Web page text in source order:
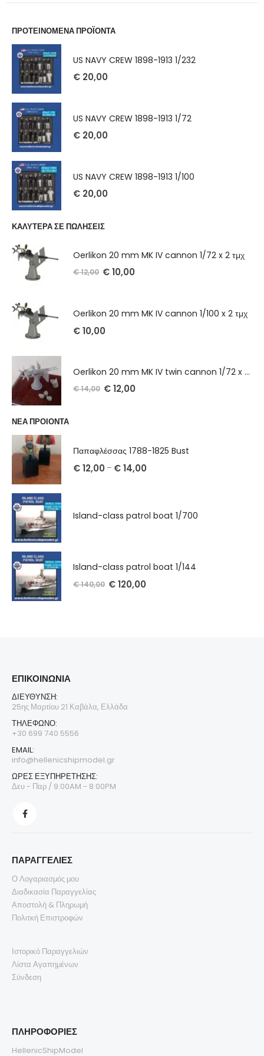
ΠΡΟΤΕΙΝΟΜΕΝΑ ΠΡΟΪΟΝΤΑ
US NAVY CREW 1898-1913 1/232
€ 20,00
US NAVY CREW 1898-1913 1/72
€ 20,00
US NAVY CREW 1898-1913 1/100
€ 20,00
ΚΑΛΥΤΕΡΑ ΣΕ ΠΩΛΗΣΕΙΣ
Oerlikon 20 mm MK IV cannon 1/72 x 2 τμχ
€12,00 €10,00
Oerlikon 20 mm MK IV cannon 1/100 x 2 τμχ
€10,00
Oerlikon 20 mm MK IV twin cannon 1/72 x 2 τμχ
€14,00 €12,00
ΝΕΑ ΠΡΟΙΟΝΤΑ
Παπαφλέσσας 1788-1825 Bust
€12,00 – €14,00
Island-class patrol boat 1/700
Island-class patrol boat 1/144
€140,00 €120,00
ΕΠΙΚΟΙΝΩΝΊΑ
ΔΙΕΎΘΥΝΣΗ:
25ης Μαρτίου 21 Καβάλα, Ελλάδα
ΤΗΛΈΦΩΝΟ:
+30 699 740 5556
EMAIL:
info@hellenicshipmodel.gr
ΩΡΕΣ ΕΞΥΠΗΡΕΤΗΣΗΣ:
Δευ - Παρ / 9:00AM - 8:00PM
ΠΑΡΑΓΓΕΛΙΕΣ
Ο Λογαριασμός μου
Διαδικασία Παραγγελίας
Αποστολή & Πληρωμή
Πολιτκή Επιστροφών
Ιστορικό Παραγγελιών
Λίστα Αγαπημένων
Σύνδεση
ΠΛΗΡΟΦΟΡΙΕΣ
HellenicShipModel